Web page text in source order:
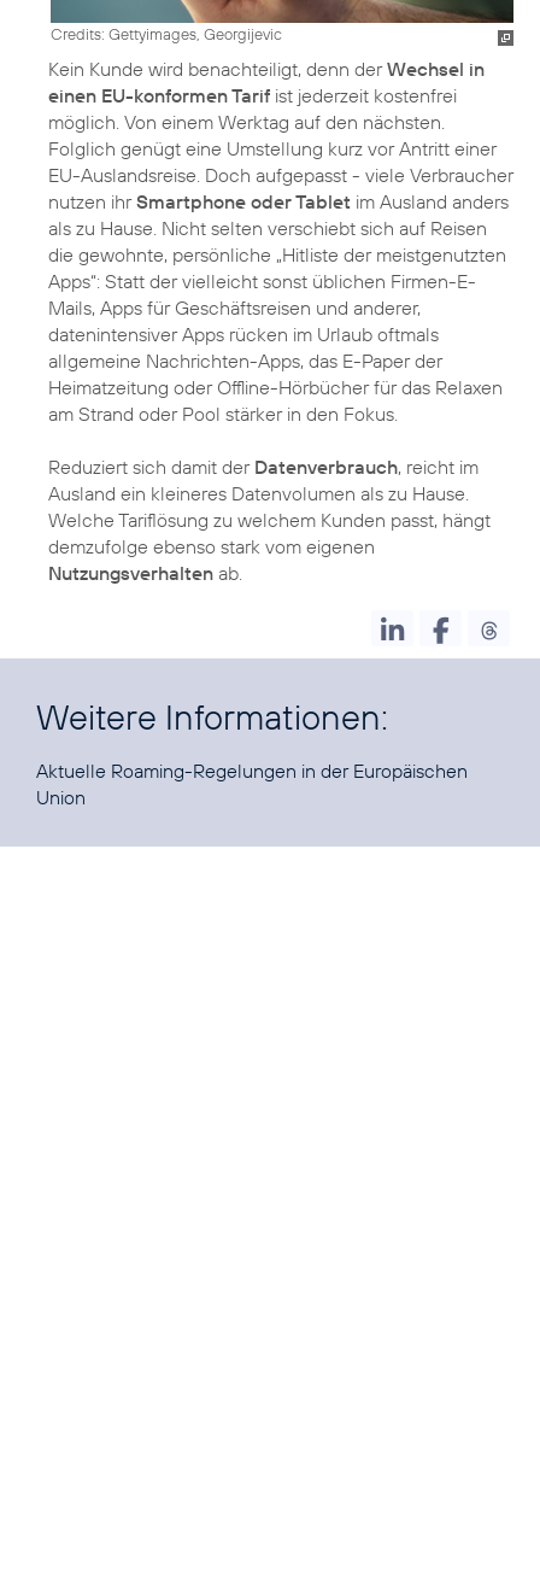
Credits: Gettyimages, Georgijevic
Kein Kunde wird benachteiligt, denn derWechsel in
einen EU-konformen Tarif ist jederzeit kostenfrei
möglich. Von einem Werktag auf den nächsten.
Folglich genügt eine Umstellung kurz vor Antritt einer
EU-Auslandsreise. Doch aufgepasst - viele Verbraucher
nutzen ihrSmartphone oder Tablet im Ausland anders
als zu Hause. Nicht selten verschiebt sich auf Reisen
die gewohnte, persönliche „Hitliste der meistgenutzten
Apps“: Statt der vielleicht sonst üblichen Firmen-E-
Mails, Apps für Geschäftsreisen und anderer,
datenintensiver Apps rücken im Urlaub oftmals
allgemeine Nachrichten-Apps, das E-Paper der
Heimatzeitung oder Offline-Hörbücher für das Relaxen
am Strand oder Pool stärker in den Fokus.
Reduziert sich damit der Datenverbrauch, reicht im
Ausland ein kleineres Datenvolumen als zu Hause.
Welche Tariflösung zu welchem Kunden passt, hängt
demzufolge ebenso stark vom eigenen
Nutzungsverhalten ab.
Weitere Informationen:
Ak­tu­el­le Ro­aming-Re­ge­lun­gen in der Eu­ro­päi­schen
Uni­on